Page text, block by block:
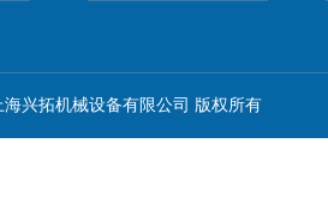
兴拓机械设备有限公司 版权所有